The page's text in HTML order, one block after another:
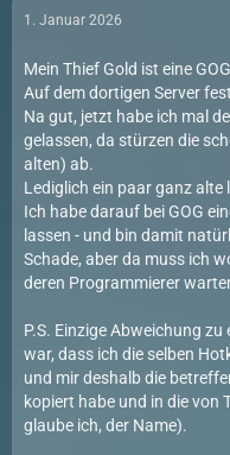
1. Januar 2026
Mein Thief Gold ist eine
Auf dem dortigen Server
Na gut, jetzt habe ich mal
gelassen, da stürzen die
alten) ab.
Lediglich ein paar ganz alte
Ich habe darauf bei GOG
lassen - und bin damit
Schade, aber da muss ich
deren Programmierer
P.S. Einzige Abweichung
war, dass ich die selben
und mir deshalb die
kopiert habe und in die von
glaube ich, der Name).